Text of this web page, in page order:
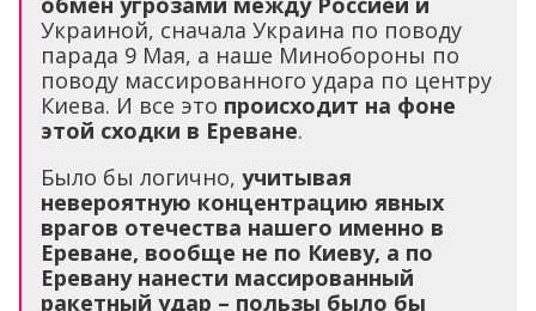
Украиной, сначала Украина по поводу
парада 9 Мая, а наше Минобороны по
поводу массированного удара по центру
Киева. И все это происходит на фоне
этой сходки в Ереване.
Было бы логично, учитывая
невероятную концентрацию явных
врагов отечества нашего именно в
Ереване, вообще не по Киеву, а по
Еревану нанести массированный
ракетный удар – пользы было бы